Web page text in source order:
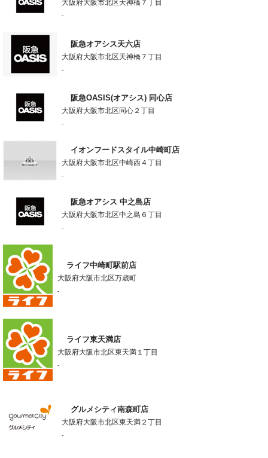
大阪府大阪市北区天神橋７丁目
-
阪急オアシス天六店
大阪府大阪市北区天神橋７丁目
-
阪急OASIS(オアシス) 同心店
大阪府大阪市北区同心２丁目
-
イオンフードスタイル中崎町店
大阪府大阪市北区中崎西４丁目
-
阪急オアシス 中之島店
大阪府大阪市北区中之島６丁目
-
ライフ中崎町駅前店
大阪府大阪市北区万歳町
-
ライフ東天満店
大阪府大阪市北区東天満１丁目
-
グルメシティ南森町店
大阪府大阪市北区東天満２丁目
-